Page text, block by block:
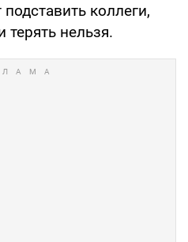
коллеги,
терять нельзя.